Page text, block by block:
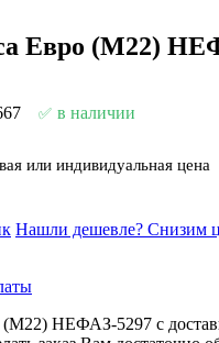
Евро (М22)
в наличии
или индивидуальная цена
Нашли дешевле? Снизим
(М22) НЕФАЗ-5297 с